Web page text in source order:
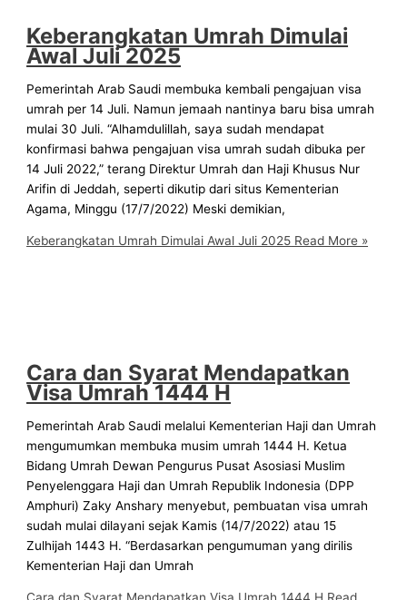
Keberangkatan Umrah Dimulai
Awal Juli 2025
Pemerintah Arab Saudi membuka kembali pengajuan visa
umrah per 14 Juli. Namun jemaah nantinya baru bisa umrah
mulai 30 Juli. “Alhamdulillah, saya sudah mendapat
konfirmasi bahwa pengajuan visa umrah sudah dibuka per
14 Juli 2022,” terang Direktur Umrah dan Haji Khusus Nur
Arifin di Jeddah, seperti dikutip dari situs Kementerian
Agama, Minggu (17/7/2022) Meski demikian,
Keberangkatan Umrah Dimulai Awal Juli 2025 Read More »
Cara dan Syarat Mendapatkan
Visa Umrah 1444 H
Pemerintah Arab Saudi melalui Kementerian Haji dan Umrah
mengumumkan membuka musim umrah 1444 H. Ketua
Bidang Umrah Dewan Pengurus Pusat Asosiasi Muslim
Penyelenggara Haji dan Umrah Republik Indonesia (DPP
Amphuri) Zaky Anshary menyebut, pembuatan visa umrah
sudah mulai dilayani sejak Kamis (14/7/2022) atau 15
Zulhijah 1443 H. “Berdasarkan pengumuman yang dirilis
Kementerian Haji dan Umrah